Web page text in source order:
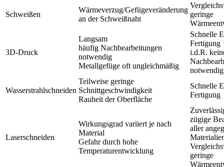
Schweißen
Wärmeverzug/Gefügeveränderung
an der Schweißnaht
geringe
3D-Druck
Langsam
häufig Nachbearbeitungen
notwendig
Metallgefüge oft ungleichmäßig
Schnelle
Fertigung
i.d.R.
notwendig
Wasserstrahlschneiden
Teilweise geringe
Schnittgeschwindigkeit
Rauheit der Oberfläche
Schnelle
Fertigung
Laserschneiden
Wirkungsgrad variiert je nach
Material
Gefahr durch hohe
Temperaturentwicklung
zügige
aller
geringe